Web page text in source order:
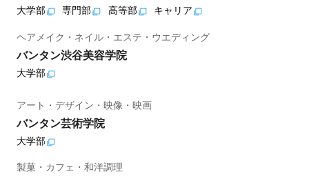
大学部 専門部 高等部 キャリア
ヘアメイク・ネイル・エステ・ウエディング
バンタン渋谷美容学院
大学部
アート・デザイン・映像・映画
バンタン芸術学院
大学部
製菓・カフェ・和洋調理